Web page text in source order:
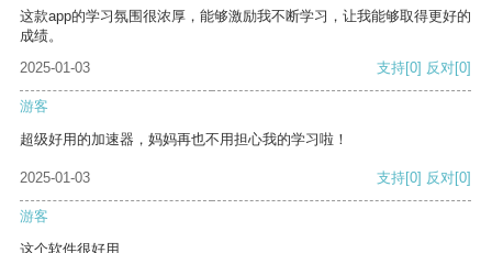
这款app的学习氛围很浓厚，能够激励我不断学习，让我能够取得更好的
成绩。
2025-01-03
支持[0] 反对[0]
游客
超级好用的加速器，妈妈再也不用担心我的学习啦！
2025-01-03 支持[0] 反对[0]
游客
这个软件很好用